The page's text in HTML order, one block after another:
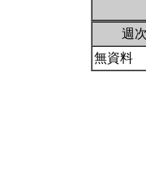
週次
無資料